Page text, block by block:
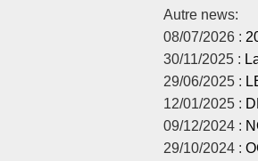
Autre news:
08/07/2026 :
30/11/2025 :
29/06/2025 :
12/01/2025 :
09/12/2024 :
29/10/2024 :